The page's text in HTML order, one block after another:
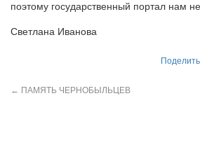
поэтому государственный портал нам не
Светлана Иванова
← ПАМЯТЬ ЧЕРНОБЫЛЬЦЕВ